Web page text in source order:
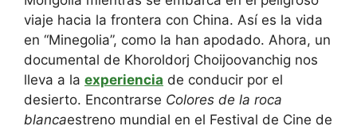
viaje hacia la frontera con China. Así es la vida
en “Minegolia”, como la han apodado. Ahora, un
documental de Khoroldorj Choijoovanchig nos
lleva a la experiencia de conducir por el
desierto. Encontrarse Colores de la roca
blancaestreno mundial en el Festival de Cine de